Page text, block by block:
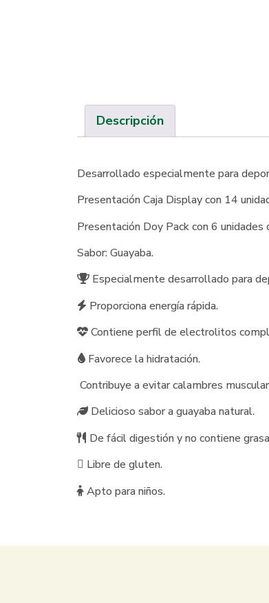
Descripción
Desarrollado especialmente para
Presentación Caja Display con 14
Presentación Doy Pack con 6 unidades
Sabor: Guayaba.
Especialmente desarrollado para
Proporciona energía rápida.
Contiene perfil de electrolitos
Favorece la hidratación.
Contribuye a evitar calambres
Delicioso sabor a guayaba natural.
De fácil digestión y no contiene
Libre de gluten.
Apto para niños.